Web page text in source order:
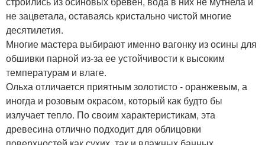
не зацветала, оставаясь кристально чистой многие
десятилетия.
Многие мастера выбирают именно вагонку из осины для
обшивки парной из-за ее устойчивости к высоким
температурам и влаге.
Ольха отличается приятным золотисто - оранжевым, а
иногда и розовым окрасом, который как будто бы
излучает тепло. По своим характеристикам, эта
древесина отлично подходит для облицовки